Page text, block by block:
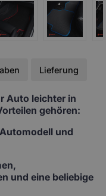
Lieferung
Auto leichter in
gehören:
und
und eine beliebige